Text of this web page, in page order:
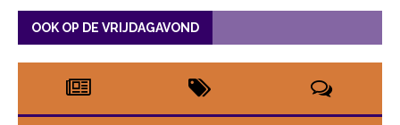
OOK OP DE VRIJDAGAVOND